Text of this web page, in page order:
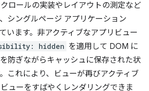
ロールの実装やレイアウトの測定など
シングルページ アプリケーション
います。非アクティブなアプリビュー
hidden を適用して DOM に
防ぎながらキャッシュに保存された状
これにより、ビューが再びアクティブ
ューをすばやくレンダリングできま